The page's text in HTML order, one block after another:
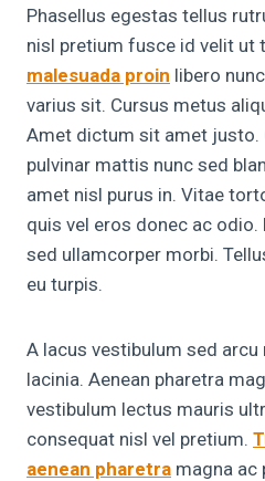
Phasellus egestas tellus
nisl pretium fusce id velit ut
malesuada proin libero
varius sit. Cursus metus
Amet dictum sit amet justo.
pulvinar mattis nunc sed
amet nisl purus in. Vitae
quis vel eros donec ac
sed ullamcorper morbi.
eu turpis.
A lacus vestibulum sed
lacinia. Aenean pharetra
vestibulum lectus mauris
consequat nisl vel pretium.
aenean pharetra magna ac